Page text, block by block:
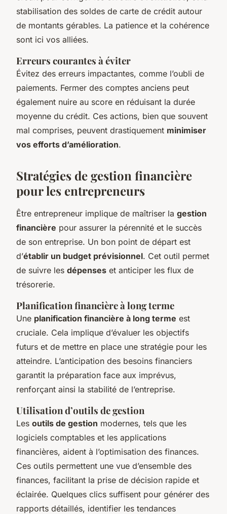
stabilisation des soldes de carte de crédit autour
de montants gérables. La patience et la cohérence
sont ici vos alliées.
Erreurs courantes à éviter
Évitez des erreurs impactantes, comme l’oubli de
paiements. Fermer des comptes anciens peut
également nuire au score en réduisant la durée
moyenne du crédit. Ces actions, bien que souvent
mal comprises, peuvent drastiquement minimiser
vos efforts d’amélioration.
Stratégies de gestion financière
pour les entrepreneurs
Être entrepreneur implique de maîtriser la gestion
financière pour assurer la pérennité et le succès
de son entreprise. Un bon point de départ est
d’établir un budget prévisionnel. Cet outil permet
de suivre les dépenses et anticiper les flux de
trésorerie.
Planification financière à long terme
Une planification financière à long terme est
cruciale. Cela implique d’évaluer les objectifs
futurs et de mettre en place une stratégie pour les
atteindre. L’anticipation des besoins financiers
garantit la préparation face aux imprévus,
renforçant ainsi la stabilité de l’entreprise.
Utilisation d’outils de gestion
Les outils de gestion modernes, tels que les
logiciels comptables et les applications
financières, aident à l’optimisation des finances.
Ces outils permettent une vue d’ensemble des
finances, facilitant la prise de décision rapide et
éclairée. Quelques clics suffisent pour générer des
rapports détaillés, identifier les tendances